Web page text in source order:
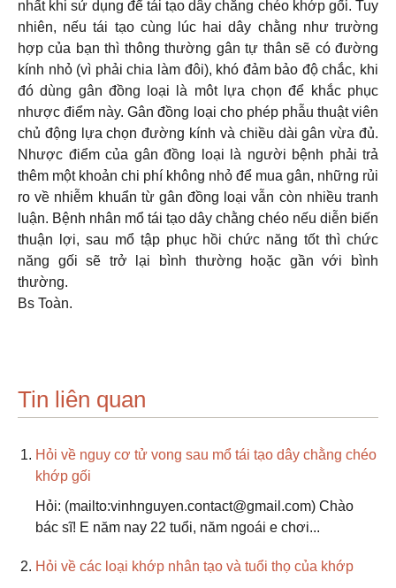
nhất khi sử dụng để tái tạo dây chằng chéo khớp gối. Tuy
nhiên, nếu tái tạo cùng lúc hai dây chằng như trường
hợp của bạn thì thông thường gân tự thân sẽ có đường
kính nhỏ (vì phải chia làm đôi), khó đảm bảo độ chắc, khi
đó dùng gân đồng loại là môt lựa chọn để khắc phục
nhược điểm này. Gân đồng loại cho phép phẫu thuật viên
chủ động lựa chọn đường kính và chiều dài gân vừa đủ.
Nhược điểm của gân đồng loại là người bệnh phải trả
thêm một khoản chi phí không nhỏ để mua gân, những rủi
ro về nhiễm khuẩn từ gân đồng loại vẫn còn nhiều tranh
luận. Bệnh nhân mổ tái tạo dây chằng chéo nếu diễn biến
thuận lợi, sau mổ tập phục hồi chức năng tốt thì chức
năng gối sẽ trở lại bình thường hoặc gần với bình
thường.
Bs Toàn.
Tin liên quan
Hỏi về nguy cơ tử vong sau mổ tái tạo dây chằng chéo
khớp gối
Hỏi: (mailto:vinhnguyen.contact@gmail.com) Chào
bác sĩ! E năm nay 22 tuổi, năm ngoái e chơi...
Hỏi về các loại khớp nhân tạo và tuổi thọ của khớp